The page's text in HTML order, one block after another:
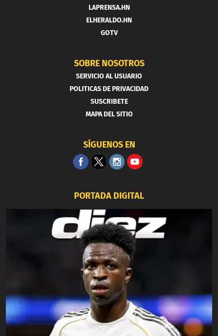
LAPRENSA.HN
ELHERALDO.HN
GOTV
SOBRE NOSOTROS
SERVICIO AL USUARIO
POLITICAS DE PRIVACIDAD
SUSCRIBETE
MAPA DEL SITIO
SÍGUENOS EN
PORTADA DIGITAL